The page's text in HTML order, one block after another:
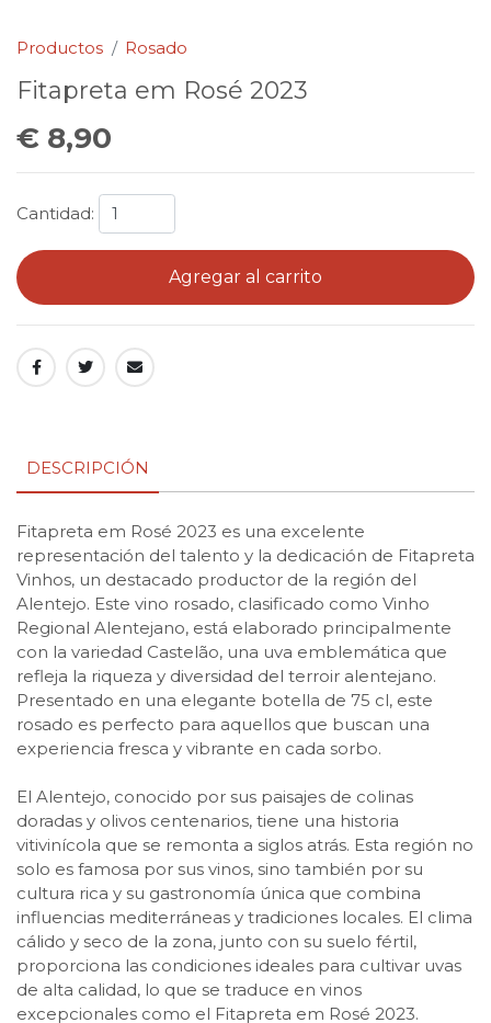
Productos Rosado
Fitapreta em Rosé 2023
€ 8,90
Cantidad:
Agregar al carrito
DESCRIPCIÓN
Fitapreta em Rosé 2023 es una excelente
representación del talento y la dedicación de Fitapreta
Vinhos, un destacado productor de la región del
Alentejo. Este vino rosado, clasificado como Vinho
Regional Alentejano, está elaborado principalmente
con la variedad Castelão, una uva emblemática que
refleja la riqueza y diversidad del terroir alentejano.
Presentado en una elegante botella de 75 cl, este
rosado es perfecto para aquellos que buscan una
experiencia fresca y vibrante en cada sorbo.
El Alentejo, conocido por sus paisajes de colinas
doradas y olivos centenarios, tiene una historia
vitivinícola que se remonta a siglos atrás. Esta región no
solo es famosa por sus vinos, sino también por su
cultura rica y su gastronomía única que combina
influencias mediterráneas y tradiciones locales. El clima
cálido y seco de la zona, junto con su suelo fértil,
proporciona las condiciones ideales para cultivar uvas
de alta calidad, lo que se traduce en vinos
excepcionales como el Fitapreta em Rosé 2023.